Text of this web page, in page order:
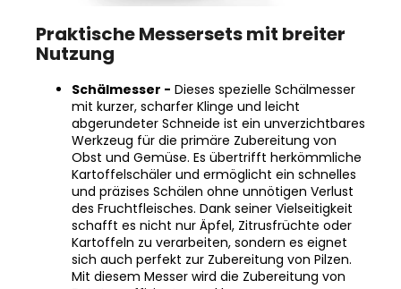
Praktische Messersets mit breiter
Nutzung
Schälmesser -
mit kurzer, scharfer Klinge und leicht
abgerundeter Schneide ist ein unverzichtbares
Werkzeug für die primäre Zubereitung von
Obst und Gemüse. Es übertrifft herkömmliche
Kartoffelschäler und ermöglicht ein schnelles
und präzises Schälen ohne unnötigen Verlust
des Fruchtfleisches. Dank seiner Vielseitigkeit
schafft es nicht nur Äpfel, Zitrusfrüchte oder
Kartoffeln zu verarbeiten, sondern es eignet
sich auch perfekt zur Zubereitung von Pilzen.
Mit diesem Messer wird die Zubereitung von
Zutaten effizienter und bequemer.